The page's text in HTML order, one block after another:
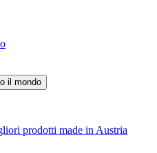
prodotti made in Austria